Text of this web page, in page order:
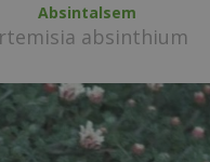
Absintalsem
absinthium